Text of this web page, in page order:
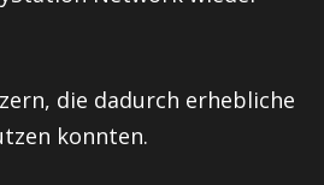
die dadurch erhebliche
konnten.